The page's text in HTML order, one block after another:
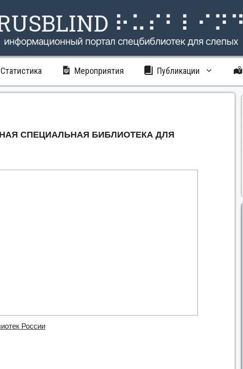
⠗⠥⠎⠃⠇⠊⠝⠙
информационный портал спецбиблиотек для слепых
Статистика Мероприятия Публикации
СПЕЦИАЛЬНАЯ БИБЛИОТЕКА ДЛЯ
России